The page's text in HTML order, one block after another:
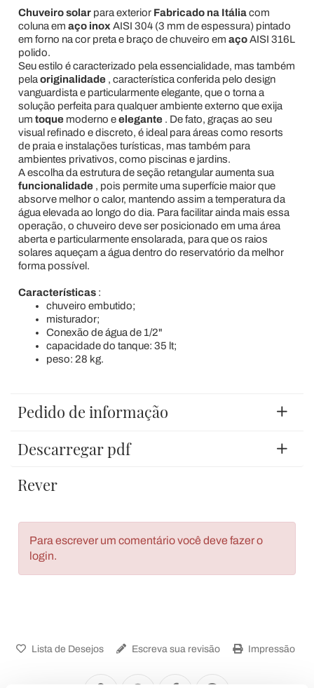
Chuveiro solarpara exterior Fabricado na Itáliacom
coluna em aço inox AISI 304 (3 mm de espessura) pintado
em forno na cor preta e braço de chuveiro em açoAISI 316L
polido.
Seu estilo é caracterizado pela essencialidade, mas também
pela originalidade, característica conferida pelo design
vanguardista e particularmente elegante, que o torna a
solução perfeita para qualquer ambiente externo que exija
um toquemoderno eelegante. De fato, graças ao seu
visual refinado e discreto, é ideal para áreas como resorts
de praia e instalações turísticas, mas também para
ambientes privativos, como piscinas e jardins.
A escolha da estrutura de seção retangular aumenta sua
funcionalidade, pois permite uma superfície maior que
absorve melhor o calor, mantendo assim a temperatura da
água elevada ao longo do dia. Para facilitar ainda mais essa
operação, o chuveiro deve ser posicionado em uma área
aberta e particularmente ensolarada, para que os raios
solares aqueçam a água dentro do reservatório da melhor
forma possível.
Características:
chuveiro embutido;
misturador;
Conexão de água de 1/2"
capacidade do tanque: 35 lt;
peso: 28 kg.
Pedido de informação
Descarregar pdf
Rever
Para escrever um comentário você deve fazer o
login.
Lista de Desejos Escreva sua revisão Impressão